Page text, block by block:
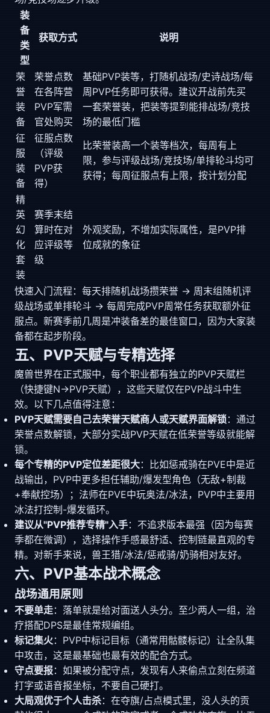
装
备
类
型
获取方式 说明
荣
誉
装
备
荣誉点数
在各阵营
PVP军需
官处购买
基础PVP装等，打随机战场/史诗战场/每
周PVP任务即可获得。建议开战前先买
一套荣誉装，把装等提到能排战场/竞技
场的最低门槛
征
服
装
备
征服点数
（评级
PVP获
得）
比荣誉装高一个装等档次，每周有上
限，参与评级战场/竞技场/单排轮斗均可
获得；每周征服点有上限，按计划分配
精
英
幻
化
套
装
赛季末结
算时在对
应评级等
级
外观奖励，不增加实际属性，是PVP排
位成就的象征
快速入门流程：每天排随机战场攒荣誉 → 周末组随机评
级战场或单排轮斗 → 每周完成PVP周常任务获取额外征
服点。新赛季前几周是冲装备差的最佳窗口，因为大家装
备都在起步阶段。
五、PVP天赋与专精选择
魔兽世界在正式服中，每个职业都有独立的PVP天赋栏
（快捷键N→PVP天赋），这些天赋仅在PVP战斗中生
效。以下几点值得注意：
PVP天赋需要自己去荣誉天赋商人或天赋界面解锁 ：通过
荣誉点数解锁，大部分实战PVP天赋在低荣誉等级就能解
锁。
每个专精的PVP定位差距很大：比如惩戒骑在PVE中是近
战输出，PVP中更多担任辅助/爆发型角色（无敌+制裁
+奉献控场）；法师在PVE中玩奥法/冰法，PVP中主要用
冰法打控制-爆发循环。
建议从"PVP推荐专精"入手：不追求版本最强（因为每赛
季都在微调），选择操作手感最舒适、控制链最直观的专
精。对新手来说，兽王猎/冰法/惩戒骑/奶骑相对友好。
六、PVP基本战术概念
战场通用原则
不要单走：落单就是给对面送人头分。至少两人一组，治
疗搭配DPS是最佳常规编组。
标记集火：PVP中标记目标（通常用骷髅标记）让全队集
中攻击，这是最基础也最有效的配合方式。
守点要报：如果被分配守点，发现有人来偷点立刻在频道
打字或语音报坐标，不要自己硬打。
大局观优于个人击杀：在夺旗/占点模式里，没人头的贡